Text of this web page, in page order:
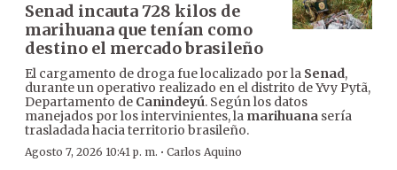
Senad incauta 728 kilos de
marihuana que tenían como
destino el mercado brasileño
El cargamento de droga fue localizado por la Senad,
durante un operativo realizado en el distrito de Yvy Pytã,
Departamento de Canindeyú. Según los datos
manejados por los intervinientes, la marihuana sería
trasladada hacia territorio brasileño.
Agosto 7, 2026 10:41 p. m. · Carlos Aquino